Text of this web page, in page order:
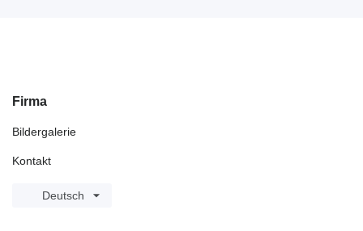
Firma
Bildergalerie
Kontakt
Deutsch